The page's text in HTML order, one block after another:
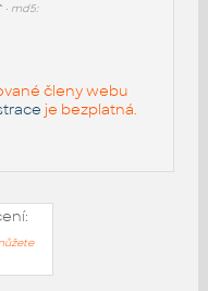
• md5:
členy webu
je bezplatná.